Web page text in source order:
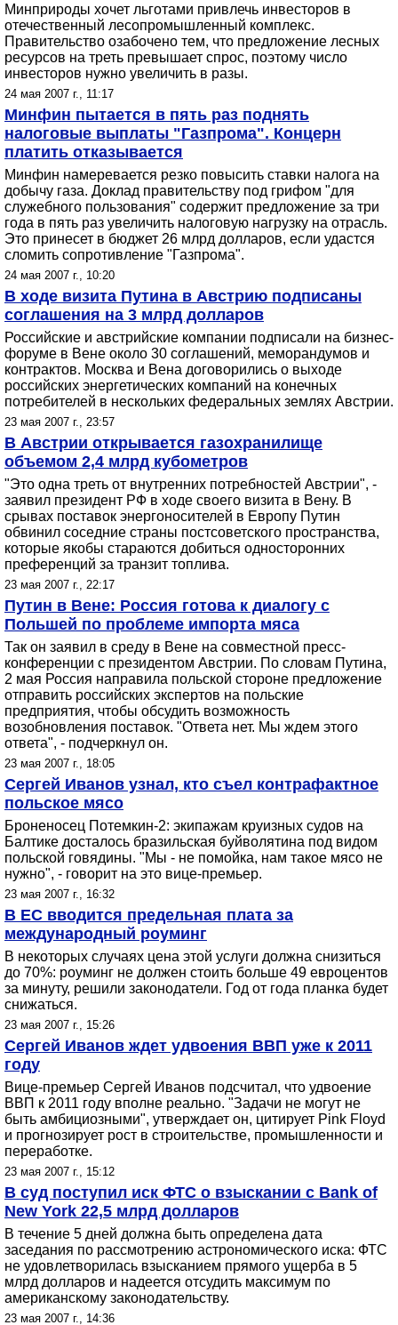
Минприроды хочет льготами привлечь инвесторов в
отечественный лесопромышленный комплекс.
Правительство озабочено тем, что предложение лесных
ресурсов на треть превышает спрос, поэтому число
инвесторов нужно увеличить в разы.
24 мая 2007 г., 11:17
Минфин пытается в пять раз поднять
налоговые выплаты "Газпрома". Концерн
платить отказывается
Минфин намеревается резко повысить ставки налога на
добычу газа. Доклад правительству под грифом "для
служебного пользования" содержит предложение за три
года в пять раз увеличить налоговую нагрузку на отрасль.
Это принесет в бюджет 26 млрд долларов, если удастся
сломить сопротивление "Газпрома".
24 мая 2007 г., 10:20
В ходе визита Путина в Австрию подписаны
соглашения на 3 млрд долларов
Российские и австрийские компании подписали на бизнес-
форуме в Вене около 30 соглашений, меморандумов и
контрактов. Москва и Вена договорились о выходе
российских энергетических компаний на конечных
потребителей в нескольких федеральных землях Австрии.
23 мая 2007 г., 23:57
В Австрии открывается газохранилище
объемом 2,4 млрд кубометров
"Это одна треть от внутренних потребностей Австрии", -
заявил президент РФ в ходе своего визита в Вену. В
срывах поставок энергоносителей в Европу Путин
обвинил соседние страны постсоветского пространства,
которые якобы стараются добиться односторонних
преференций за транзит топлива.
23 мая 2007 г., 22:17
Путин в Вене: Россия готова к диалогу с
Польшей по проблеме импорта мяса
Так он заявил в среду в Вене на совместной пресс-
конференции с президентом Австрии. По словам Путина,
2 мая Россия направила польской стороне предложение
отправить российских экспертов на польские
предприятия, чтобы обсудить возможность
возобновления поставок. "Ответа нет. Мы ждем этого
ответа", - подчеркнул он.
23 мая 2007 г., 18:05
Сергей Иванов узнал, кто съел контрафактное
польское мясо
Броненосец Потемкин-2: экипажам круизных судов на
Балтике досталось бразильская буйволятина под видом
польской говядины. "Мы - не помойка, нам такое мясо не
нужно", - говорит на это вице-премьер.
23 мая 2007 г., 16:32
В ЕС вводится предельная плата за
международный роуминг
В некоторых случаях цена этой услуги должна снизиться
до 70%: роуминг не должен стоить больше 49 евроцентов
за минуту, решили законодатели. Год от года планка будет
снижаться.
23 мая 2007 г., 15:26
Сергей Иванов ждет удвоения ВВП уже к 2011
году
Вице-премьер Сергей Иванов подсчитал, что удвоение
ВВП к 2011 году вполне реально. "Задачи не могут не
быть амбициозными", утверждает он, цитирует Pink Floyd
и прогнозирует рост в строительстве, промышленности и
переработке.
23 мая 2007 г., 15:12
В суд поступил иск ФТС о взыскании с Bank of
New York 22,5 млрд долларов
В течение 5 дней должна быть определена дата
заседания по рассмотрению астрономического иска: ФТС
не удовлетворилась взысканием прямого ущерба в 5
млрд долларов и надеется отсудить максимум по
американскому законодательству.
23 мая 2007 г., 14:36